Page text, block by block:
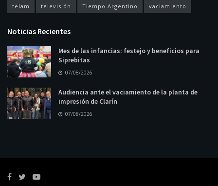
telam televisión Tiempo Argentino vaciamiento
Noticias Recientes
Mes de las infancias: festejo y beneficios para
Siprebitas
07/08/2026
Audiencia ante el vaciamiento de la planta de
impresión de Clarín
07/08/2026